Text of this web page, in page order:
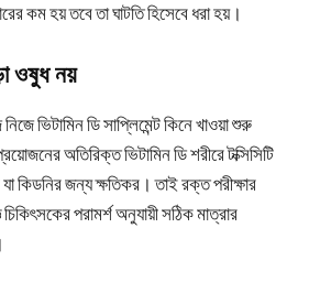
কম হয় তবে তা ঘাটতি হিসেবে ধরা হয়।
ওষুধ নয়
ভিটামিন ডি সাপ্লিমেন্ট কিনে খাওয়া শুরু
অতিরিক্ত ভিটামিন ডি শরীরে টক্সিসিটি
যা কিডনির জন্য ক্ষতিকর। তাই রক্ত পরীক্ষার
পরামর্শ অনুযায়ী সঠিক মাত্রার